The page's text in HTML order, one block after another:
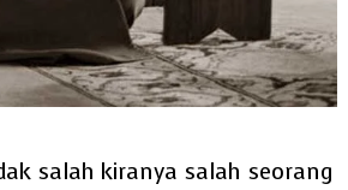
salah kiranya salah seorang